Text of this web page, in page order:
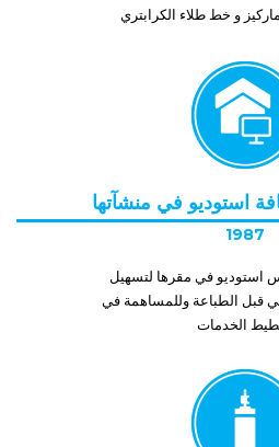
و خط طلاء الكرابتري
استوديو في منشآتها
1987
استوديو في مقرها لتسهيل
قبل الطباعة وللمساهمة في
الخدمات